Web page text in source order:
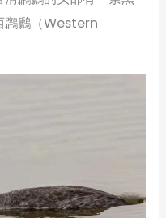
鸊鷉（Western